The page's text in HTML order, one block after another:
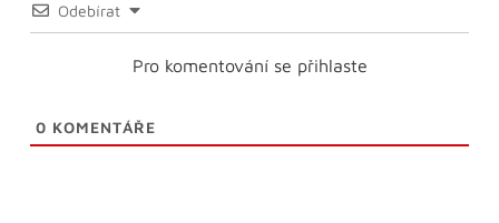
Odebírat
Pro komentování se přihlaste
0 KOMENTÁŘE